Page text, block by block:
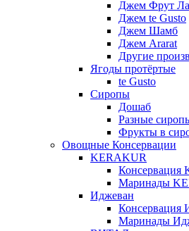
Джем Фрут
Джем te Gusto
Джем Шамб
Джем Ararat
Другие
Ягоды протёртые
te Gusto
Сиропы
Дошаб
Разные
Фрукты в
Овощные Консервации
KERAKUR
Консервация
Маринады
Иджеван
Консервация
Маринады